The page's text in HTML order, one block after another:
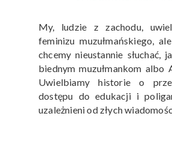
My, ludzie z zachodu,
feminizu muzułmańskiego,
chcemy nieustannie słuchać,
biednym muzułmankom albo
Uwielbiamy historie o
dostępu do edukacji i
uzależnieni od złych